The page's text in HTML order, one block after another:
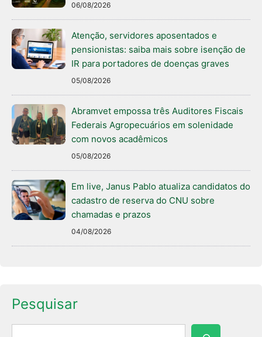
06/08/2026
Atenção, servidores aposentados e
pensionistas: saiba mais sobre isenção de
IR para portadores de doenças graves
05/08/2026
Abramvet empossa três Auditores Fiscais
Federais Agropecuários em solenidade
com novos acadêmicos
05/08/2026
Em live, Janus Pablo atualiza candidatos do
cadastro de reserva do CNU sobre
chamadas e prazos
04/08/2026
Pesquisar